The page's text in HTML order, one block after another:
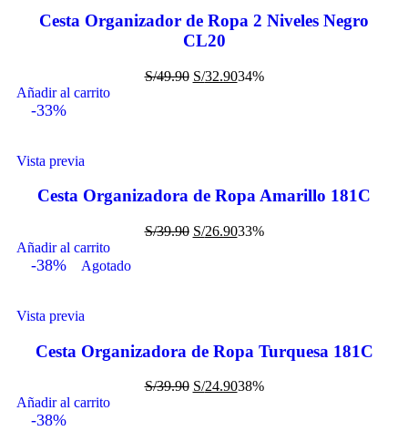
Cesta Organizador de Ropa 2 Niveles Negro
CL20
S/49.90 S/32.9034%
Añadir al carrito
-33%
Vista previa
Cesta Organizadora de Ropa Amarillo 181C
S/39.90 S/26.9033%
Añadir al carrito
-38% Agotado
Vista previa
Cesta Organizadora de Ropa Turquesa 181C
S/39.90 S/24.9038%
Añadir al carrito
-38%